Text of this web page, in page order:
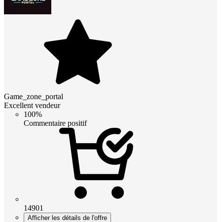
Game_zone_portal
Excellent vendeur
100%
Commentaire positif
14901
Afficher les détails de l'offre